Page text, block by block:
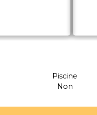
Piscine
Non